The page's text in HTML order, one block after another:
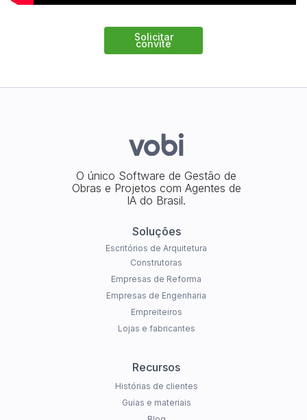
Solicitar
convite
O único Software de Gestão de
Obras e Projetos com Agentes de
IA do Brasil.
Soluções
Escritórios de Arquitetura
Construtoras
Empresas de Reforma
Empresas de Engenharia
Empreiteiros
Lojas e fabricantes
Recursos
Histórias de clientes
Guias e materiais